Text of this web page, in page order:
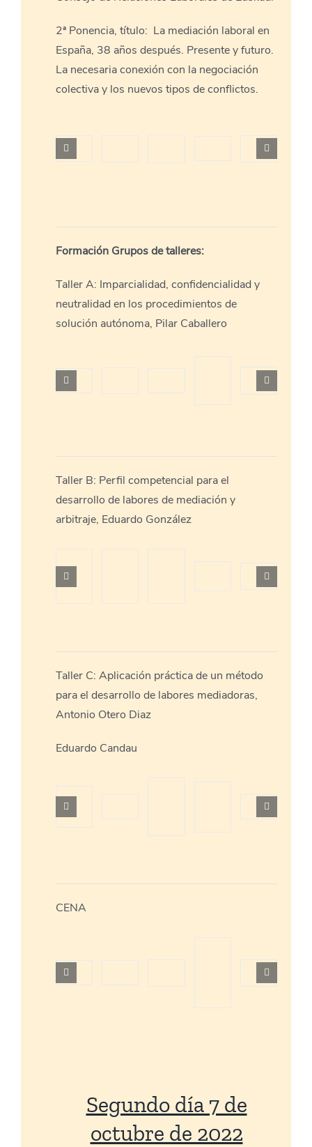
2ª Ponencia, título: La mediación laboral en
España, 38 años después. Presente y futuro.
La necesaria conexión con la negociación
colectiva y los nuevos tipos de conflictos.
Formación Grupos de talleres:
Taller A: Imparcialidad, confidencialidad y
neutralidad en los procedimientos de
solución autónoma, Pilar Caballero
Taller B: Perfil competencial para el
desarrollo de labores de mediación y
arbitraje, Eduardo González
Taller C: Aplicación práctica de un método
para el desarrollo de labores mediadoras,
Antonio Otero Diaz
Eduardo Candau
CENA
Segundo día 7 de
octubre de 2022